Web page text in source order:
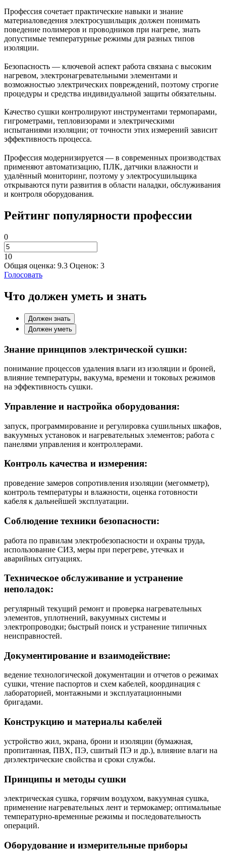
Профессия сочетает практические навыки и знание
материаловедения электросушильщик должен понимать
поведение полимеров и проводников при нагреве, знать
допустимые температурные режимы для разных типов
изоляции.
Безопасность — ключевой аспект работа связана с высоким
нагревом, электронагревательными элементами и
возможностью электрических повреждений, поэтому строгие
процедуры и средства индивидуальной защиты обязательны.
Качество сушки контролируют инструментами термопарами,
гигрометрами, тепловизорами и электрическими
испытаниями изоляции; от точности этих измерений зависит
эффективность процесса.
Профессия модернизируется — в современных производствах
применяют автоматизацию, ПЛК, датчики влажности и
удалённый мониторинг, поэтому у электросушильщика
открываются пути развития в области наладки, обслуживания
и контроля оборудования.
Рейтинг популярности профессии
0
10
Общая оценка: 9.3 Оценок: 3
Голосовать
Что должен уметь и знать
Должен знать
Должен уметь
Знание принципов электрической сушки:
понимание процессов удаления влаги из изоляции и броней,
влияние температуры, вакуума, времени и токовых режимов
на эффективность сушки.
Управление и настройка оборудования:
запуск, программирование и регулировка сушильных шкафов,
вакуумных установок и нагревательных элементов; работа с
панелями управления и контроллерами.
Контроль качества и измерения:
проведение замеров сопротивления изоляции (мегомметр),
контроль температуры и влажности, оценка готовности
кабеля к дальнейшей эксплуатации.
Соблюдение техники безопасности:
работа по правилам электробезопасности и охраны труда,
использование СИЗ, меры при перегреве, утечках и
аварийных ситуациях.
Техническое обслуживание и устранение
неполадок:
регулярный текущий ремонт и проверка нагревательных
элементов, уплотнений, вакуумных системы и
электропроводки; быстрый поиск и устранение типичных
неисправностей.
Документирование и взаимодействие:
ведение технологической документации и отчетов о режимах
сушки, чтение паспортов и схем кабелей, координация с
лабораторией, монтажными и эксплуатационными
бригадами.
Конструкцию и материалы кабелей
устройство жил, экрана, брони и изоляции (бумажная,
пропитанная, ПВХ, ПЭ, сшитый ПЭ и др.), влияние влаги на
диэлектрические свойства и сроки службы.
Принципы и методы сушки
электрическая сушка, горячим воздухом, вакуумная сушка,
применение нагревательных лент и термокамер; оптимальные
температурно‑временные режимы и последовательность
операций.
Оборудование и измерительные приборы